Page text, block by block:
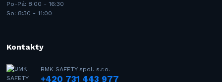
Po-Pá: 8:00 - 16:30
So: 8:30 - 11:00
Kontakty
BMK SAFETY spol. s.r.o.
+420 731 443 977